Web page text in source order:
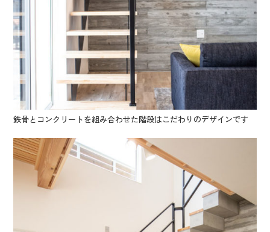
鉄骨とコンクリートを組み合わせた階段はこだわりのデザインです